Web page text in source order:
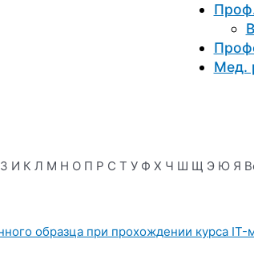
Мед.
З И К Л М Н О П Р С Т У Ф Х Ч Ш Щ Э Ю Я